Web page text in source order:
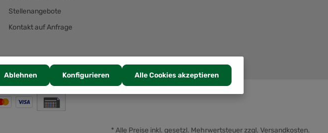
Stellenangebote
Kontakt auf Anfrage
* Alle Preise inkl. gesetzl. Mehrwertsteuer zzgl. Versandkosten.
Ablehnen Konfigurieren Alle Cookies akzeptieren